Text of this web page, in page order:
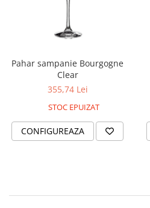
Pahar sampanie Bourgogne
Clear
355,74 Lei
STOC EPUIZAT
CONFIGUREAZA